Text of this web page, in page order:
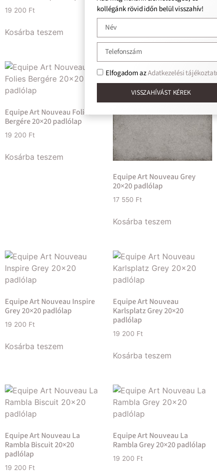
19 200 Ft
Kosárba teszem
19 200Ft
Kosárba teszem
Equipe Art Nouveau Folies
Bergére 20×20 padlólap
19 200 Ft
Kosárba teszem
Equipe Art Nouveau Grey
20×20 padlólap
17 550 Ft
Kosárba teszem
Equipe Art Nouveau Inspire
Grey 20×20 padlólap
19 200 Ft
Kosárba teszem
Equipe Art Nouveau
Karlsplatz Grey 20×20
padlólap
19 200 Ft
Kosárba teszem
Equipe Art Nouveau La
Rambla Biscuit 20×20
padlólap
19 200 Ft
Equipe Art Nouveau La
Rambla Grey 20×20 padlólap
19 200 Ft
kollégánk rövid időn belül visszahív!
Elfogadom azAdatkezelési
VISSZAHÍVÁST KÉREK